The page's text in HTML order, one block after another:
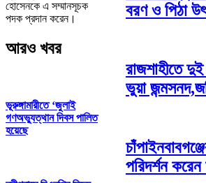
হোসেনকে এ সম্মানসূচক
পদক প্রদান করেন।
আরও খবর
ভূরুঙ্গামারীতে ‘জুলাই
গণঅভ্যুত্থান দিবস পালিত
হয়েছে
বরণ ও পিঠা
রাজশাহীতে
ভুয়া
পরিদর্শন